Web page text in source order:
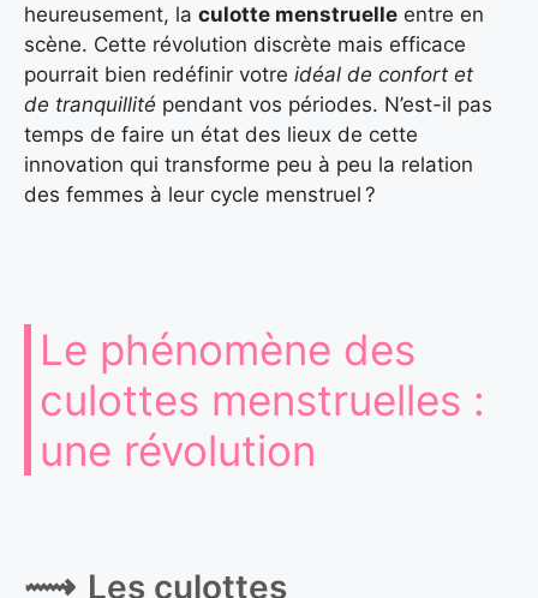
heureusement, la culotte menstruelle entre en
scène. Cette révolution discrète mais efficace
pourrait bien redéfinir votre idéal de confort et
de tranquillité pendant vos périodes. N’est-il pas
temps de faire un état des lieux de cette
innovation qui transforme peu à peu la relation
des femmes à leur cycle menstruel ?
Le phénomène des
culottes menstruelles :
une révolution
Les culottes